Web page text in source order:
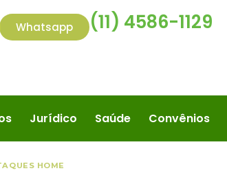
Whatsapp (11) 4586-1129
Jurídico Saúde Convênios
HOME